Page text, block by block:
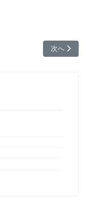
次の記事
次へ